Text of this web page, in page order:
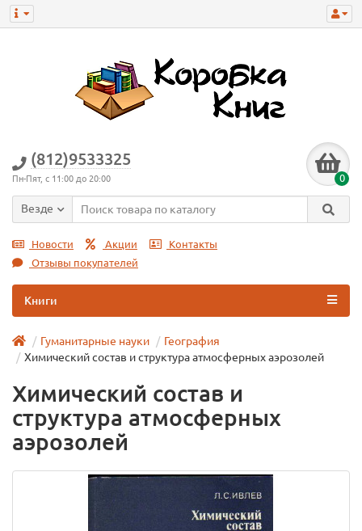
(812)9533325
Пн-Пят, с 11:00 до 20:00 0
Везде
Новости Акции
Контакты
Отзывы покупателей
Книги
Гуманитарные науки
География
Химический состав и структура атмосферных аэрозолей
Химический состав и
структура атмосферных
аэрозолей